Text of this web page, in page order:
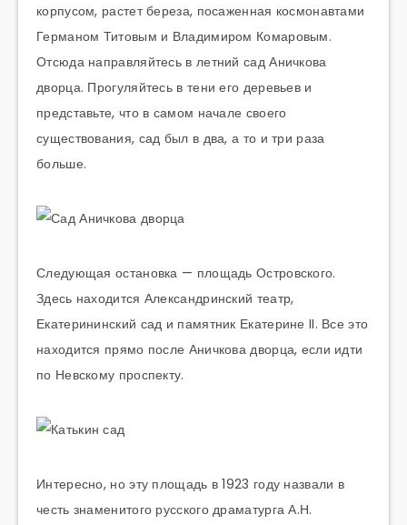
корпусом, растет береза, посаженная космонавтами
Германом Титовым и Владимиром Комаровым.
Отсюда направляйтесь в летний сад Аничкова
дворца. Прогуляйтесь в тени его деревьев и
представьте, что в самом начале своего
существования, сад был в два, а то и три раза
больше.
Следующая остановка — площадь Островского.
Здесь находится Александринский театр,
Екатерининский сад и памятник Екатерине II. Все это
находится прямо после Аничкова дворца, если идти
по Невскому проспекту.
Интересно, но эту площадь в 1923 году назвали в
честь знаменитого русского драматурга А.Н.